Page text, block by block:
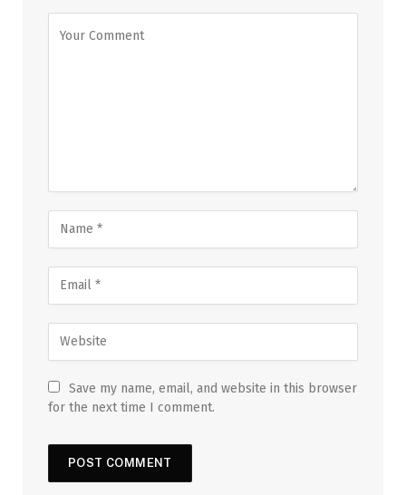
Save my name, email, and website in this browser
for the next time I comment.